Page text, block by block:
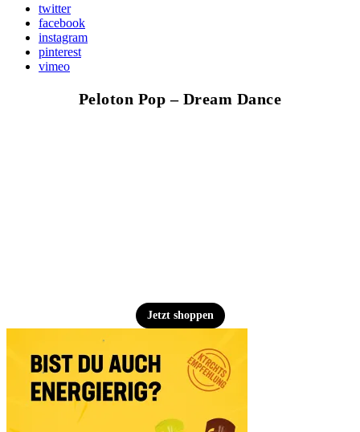
twitter
facebook
instagram
pinterest
vimeo
Peloton Pop – Dream Dance
Jetzt shoppen